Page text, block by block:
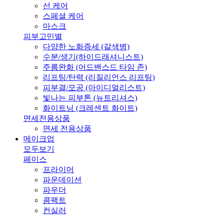
선 케어
스페셜 케어
마스크
피부고민별
다양한 노화증세 (갈색병)
수분/생기(하이드래셔니스트)
주름완화 (어드밴스드 타임 존)
리프팅/탄력 (리질리언스 리프팅)
피부결/모공 (아이디얼리스트)
빛나는 피부톤 (뉴트리셔스)
화이트닝 (크레센트 화이트)
면세전용상품
면세 전용상품
메이크업
모두보기
페이스
프라이머
파운데이션
파우더
콤팩트
컨실러